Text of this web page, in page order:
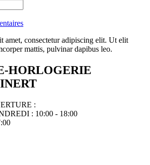
amet, consectetur adipiscing elit. Ut elit
mattis, pulvinar dapibus leo.
HORLOGERIE
:
: 10:00 - 18:00